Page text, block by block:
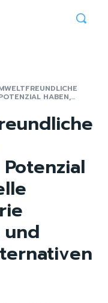
HABEN,...